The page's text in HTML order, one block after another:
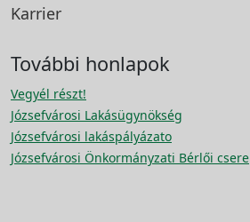
Karrier
További honlapok
Vegyél részt!
Józsefvárosi Lakásügynökség
Józsefvárosi lakáspályázato
Józsefvárosi Önkormányzati Bérlői csere